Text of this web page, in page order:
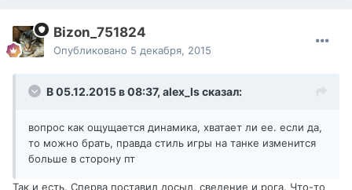
Bizon_751824
Опубликовано 5 декабря, 2015
В 05.12.2015 в 08:37, alex_lsсказал:
вопрос как ощущается динамика, хватает ли ее. если да,
то можно брать, правда стиль игры на танке изменится
больше в сторону пт
Так и есть. Сперва поставил досыл, сведение и рога. Что-то